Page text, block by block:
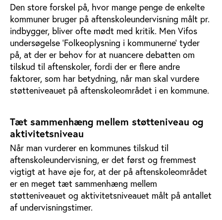
Den store forskel på, hvor mange penge de enkelte
kommuner bruger på aftenskoleundervisning målt pr.
indbygger, bliver ofte mødt med kritik. Men Vifos
undersøgelse ’Folkeoplysning i kommunerne’ tyder
på, at der er behov for at nuancere debatten om
tilskud til aftenskoler, fordi der er flere andre
faktorer, som har betydning, når man skal vurdere
støtteniveauet på aftenskoleområdet i en kommune.
Tæt sammenhæng mellem støtteniveau og
aktivitetsniveau
Når man vurderer en kommunes tilskud til
aftenskoleundervisning, er det først og fremmest
vigtigt at have øje for, at der på aftenskoleområdet
er en meget tæt sammenhæng mellem
støtteniveauet og aktivitetsniveauet målt på antallet
af undervisningstimer.